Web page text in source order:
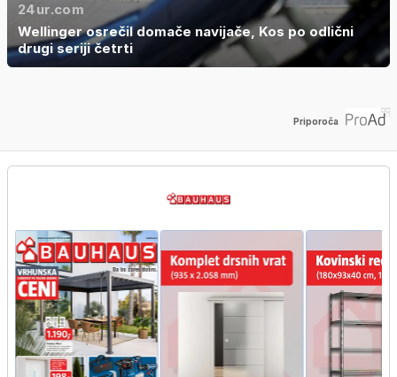
24ur.com
Wellinger osrečil domače navijače, Kos po odlični
drugi seriji četrti
Priporoča